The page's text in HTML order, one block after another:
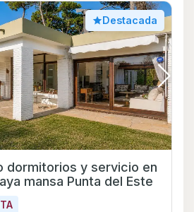
Destacada
dormitorios y servicio en
mansa Punta del Este